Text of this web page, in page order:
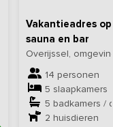
Vakantieadres
sauna en bar
Overijssel,
14 personen
5 slaapkamers
5 badkamers /
2 huisdieren